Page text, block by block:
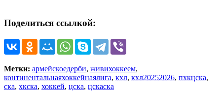
Поделиться ссылкой:
Метки: армейскоедерби, живихоккеем,
континентальнаяхоккейнаялига, кхл, кхл20252026, пхкцска,
ска, хкска, хоккей, цска, цскаска